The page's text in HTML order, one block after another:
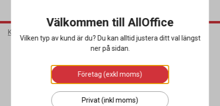
Kontorsmaterial
Välkommen till AllOffice
Vilken typ av kund är du? Du kan alltid justera ditt val längst
ner på sidan.
Företag (exkl moms)
Privat (inkl moms)